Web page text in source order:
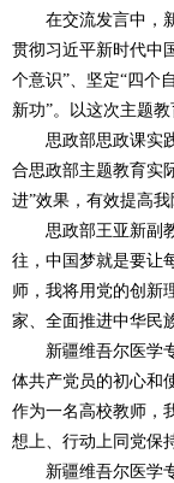
在交流发言中，新
贯彻习近平新时代中
个意识”、坚定“四个
新功”。以这次主题
思政部思政课实践
合思政部主题教育实
进”效果，有效提高
思政部王亚新副教
往，中国梦就是要让
师，我将用党的创新
家、全面推进中华民
新疆维吾尔医学专
体共产党员的初心和
作为一名高校教师，
想上、行动上同党保
新疆维吾尔医学专